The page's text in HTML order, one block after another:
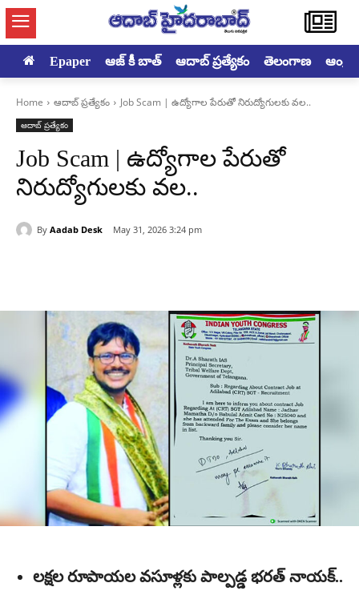
Epaper ఆజ్ కీ బాత్ ఆదాబ్ ప్రత్యేకం తెలంగాణ
Home ఆదాబ్ ప్రత్యేకం Job Scam | ఉద్యోగాల పేరుతో నిరుద్యోగులకు వల..
ఆదాబ్ ప్రత్యేకం
Job Scam | ఉద్యోగాల పేరుతో
నిరుద్యోగులకు వల..
By Aadab Desk May 31, 2026 3:24 pm
లక్షల రూపాయల వసూళ్లకు పాల్పడ్డ భరత్ నాయక్..